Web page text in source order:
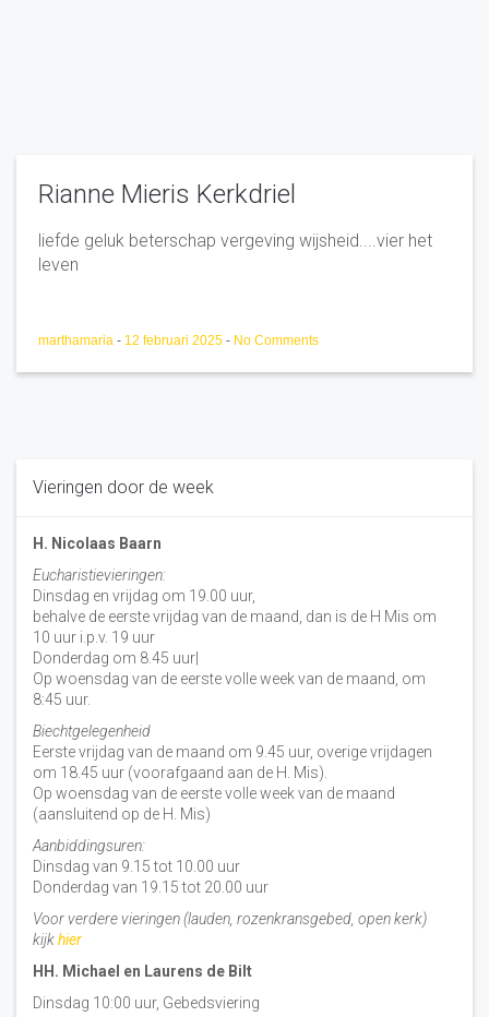
Rianne Mieris Kerkdriel
liefde geluk beterschap vergeving wijsheid....vier het
leven
marthamaria - 12 februari 2025 - No Comments
Vieringen door de week
H. Nicolaas Baarn
Eucharistievieringen:
Dinsdag en vrijdag om 19.00 uur,
behalve de eerste vrijdag van de maand, dan is de H Mis om
10 uur i.p.v. 19 uur
Donderdag om 8.45 uur|
Op woensdag van de eerste volle week van de maand, om
8:45 uur.
Biechtgelegenheid
Eerste vrijdag van de maand om 9.45 uur, overige vrijdagen
om 18.45 uur (voorafgaand aan de H. Mis).
Op woensdag van de eerste volle week van de maand
(aansluitend op de H. Mis)
Aanbiddingsuren:
Dinsdag van 9.15 tot 10.00 uur
Donderdag van 19.15 tot 20.00 uur
Voor verdere vieringen (lauden, rozenkransgebed, open kerk)
kijkhier
HH. Michael en Laurens de Bilt
Dinsdag 10:00 uur, Gebedsviering